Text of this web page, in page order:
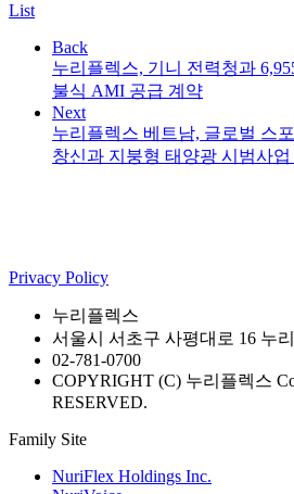
List
Back
누리플렉스, 기니 전력청과
불식 AMI 공급 계약
Next
누리플렉스 베트남, 글로벌 스
창신과 지붕형 태양광 시범사
Privacy Policy
누리플렉스
서울시 서초구 사평대로 16 누
02-781-0700
COPYRIGHT (C) 누리플렉스
RESERVED.
Family Site
NuriFlex Holdings Inc.